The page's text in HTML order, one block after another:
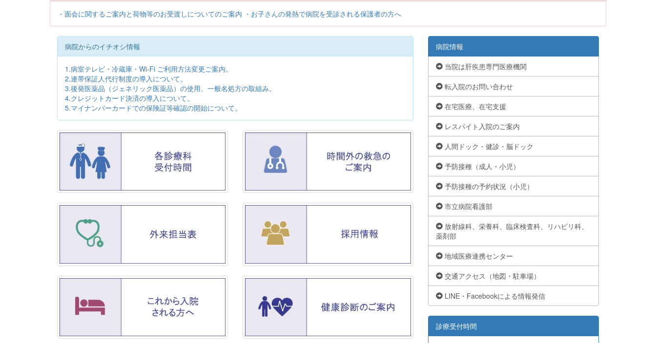
・面会に関するご案内と荷物等のお受渡しについてのご案内 ・お子さんの発熱で病院を受診される保護者の方へ
病院からのイチオシ情報
1.病室テレビ・冷蔵庫・Wi-Fi ご利用方法変更ご案内。
2.連帯保証人代行制度の導入について。
3.後発医薬品（ジェネリック医薬品）の使用、一般名処方の取組み。
4.クレジットカード決済の導入について。
5.マイナンバーカードでの保険証等確認の開始について。
病院情報
当院は肝疾患専門医療機関
転入院のお問い合わせ
在宅医療、在宅支援
レスパイト入院のご案内
人間ドック・健診・脳ドック
予防接種（成人・小児）
予防接種の予約状況（小児）
市立病院看護部
放射線科、栄養科、臨床検査科、リハビリ科、
薬剤部
地域医療連携センター
交通アクセス（地図・駐車場）
LINE・Facebookによる情報発信
診療受付時間